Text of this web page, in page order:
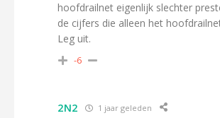
hoofdrailnet eigenlijk slechter
de cijfers die alleen het
Leg uit.
-6
2N2 1 jaar geleden